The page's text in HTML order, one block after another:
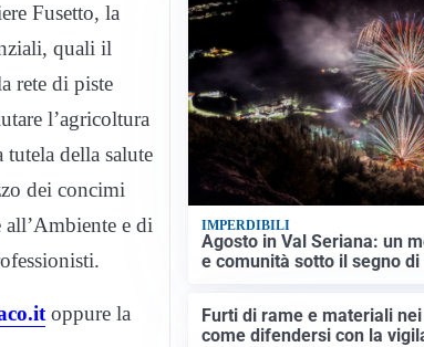
Fusetto, la
quali il
rete di piste
l’agricoltura
della salute
dei concimi
e di
oppure la
IMPERDIBILI
Agosto in Val Seriana: un
e comunità sotto il segno di
Furti di rame e materiali
come difendersi con la